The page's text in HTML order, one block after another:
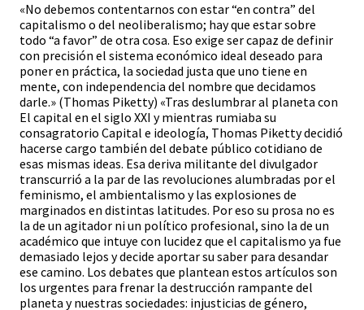
«No debemos contentarnos con estar “en contra” del
capitalismo o del neoliberalismo; hay que estar sobre
todo “a favor” de otra cosa. Eso exige ser capaz de definir
con precisión el sistema económico ideal deseado para
poner en práctica, la sociedad justa que uno tiene en
mente, con independencia del nombre que decidamos
darle.» (Thomas Piketty) «Tras deslumbrar al planeta con
El capital en el siglo XXI y mientras rumiaba su
consagratorio Capital e ideología, Thomas Piketty decidió
hacerse cargo también del debate público cotidiano de
esas mismas ideas. Esa deriva militante del divulgador
transcurrió a la par de las revoluciones alumbradas por el
feminismo, el ambientalismo y las explosiones de
marginados en distintas latitudes. Por eso su prosa no es
la de un agitador ni un político profesional, sino la de un
académico que intuye con lucidez que el capitalismo ya fue
demasiado lejos y decide aportar su saber para desandar
ese camino. Los debates que plantean estos artículos son
los urgentes para frenar la destrucción rampante del
planeta y nuestras sociedades: injusticias de género,